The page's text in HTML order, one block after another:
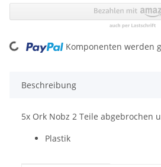
Loading... Komponenten werden
Beschreibung
5x Ork Nobz 2 Teile abgebrochen
Plastik